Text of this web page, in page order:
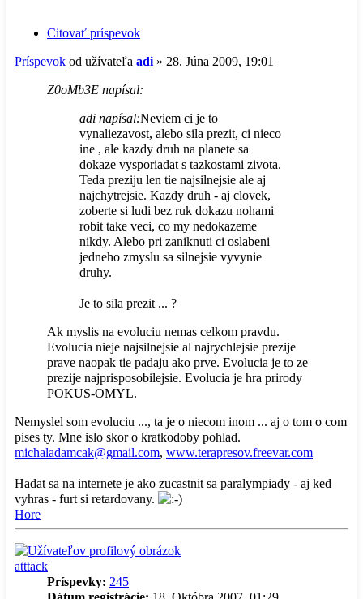
Citovať príspevok
Príspevok od užívateľa adi » 28. Júna 2009, 19:01
Z0oMb3E napísal:
adi napísal:Neviem ci je to
vynaliezavost, alebo sila prezit, ci nieco
ine , ale kazdy druh na planete sa
dokaze vysporiadat s tazkostami zivota.
Teda preziju len tie najsilnejsie ale aj
najchytrejsie. Kazdy druh - aj clovek,
zoberte si ludi bez ruk dokazu nohami
robit take veci, co my nedokazeme
nikdy. Alebo pri zaniknuti ci oslabeni
jedneho zmyslu sa silnejsie vyvynie
druhy.
Je to sila prezit ... ?
Ak myslis na evoluciu nemas celkom pravdu.
Evolucia nieje najsilnejsie al najrychlejsie prezije
prave naopak tie padaju ako prve. Evolucia je to ze
prezije najprisposobilejsie. Evolucia je hra prirody
POKUS-OMYL.
Nemyslel som evoluciu ..., ta je o niecom inom ... aj o tom o com
pises ty. Mne islo skor o kratkodoby pohlad.
michaladamcak@gmail.com, www.terapresov.freevar.com
Hadat sa na internete je ako zucastnit sa paralympiady - aj ked
vyhras - furt si retardovany.
Hore
atttack
Príspevky: 245